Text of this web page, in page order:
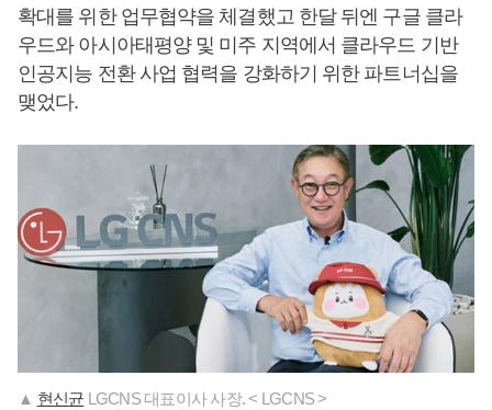
확대를 위한 업무협약을 체결했고 한달 뒤엔 구글 클라
우드와 아시아태평양 및 미주 지역에서 클라우드 기반
인공지능 전환 사업 협력을 강화하기 위한 파트너십을
맺었다.
▲ 현신균 LGCNS 대표이사 사장. < LGCNS >